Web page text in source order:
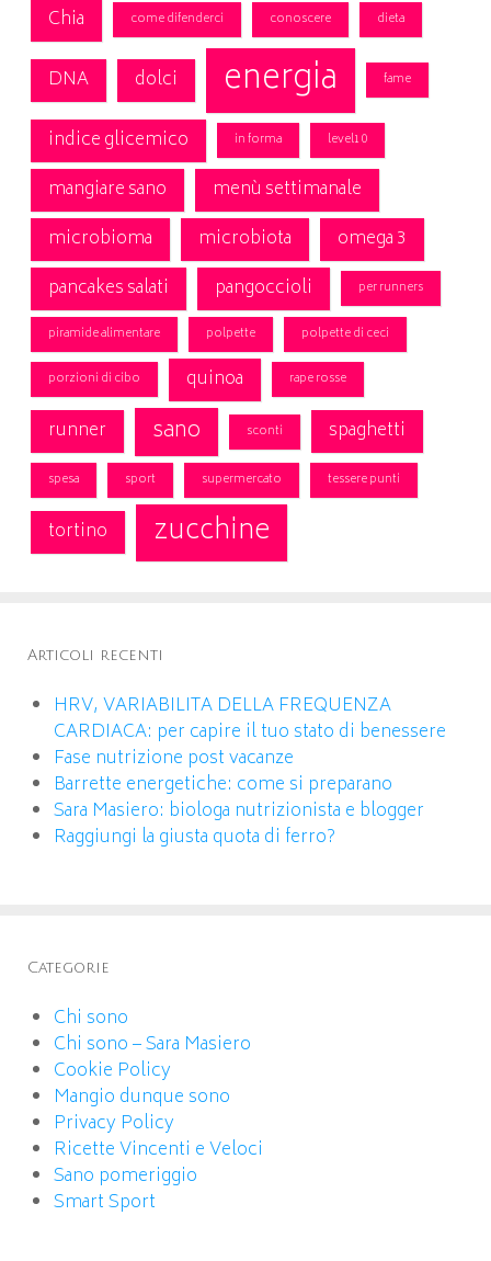
Chia come difenderci conoscere dieta
DNA dolci energia fame
indice glicemico in forma level10
mangiare sano
menù settimanale
microbioma
microbiota
omega 3
pancakes salati
pangoccioli per runners
piramide alimentare polpette polpette di ceci
porzioni di cibo quinoa rape rosse
runner sano sconti spaghetti
spesa sport supermercato tessere punti
tortino zucchine
Articoli recenti
HRV, VARIABILITA DELLA FREQUENZA
CARDIACA: per capire il tuo stato di benessere
Fase nutrizione post vacanze
Barrette energetiche: come si preparano
Sara Masiero: biologa nutrizionista e blogger
Raggiungi la giusta quota di ferro?
Categorie
Chi sono
Chi sono – Sara Masiero
Cookie Policy
Mangio dunque sono
Privacy Policy
Ricette Vincenti e Veloci
Sano pomeriggio
Smart Sport